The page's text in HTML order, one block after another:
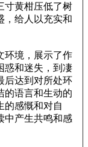
寸黄柑压低了树
，给人以充实和
环境，展示了作
惑和迷失，到凄
后达到对所处环
的语言和生动的
的感慨和对自
中产生共鸣和感